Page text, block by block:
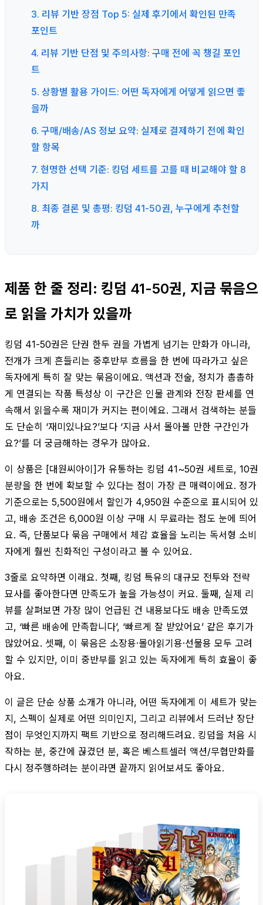
3. 리뷰 기반 장점 Top 5: 실제 후기에서 확인된 만족
포인트
4. 리뷰 기반 단점 및 주의사항: 구매 전에 꼭 챙길 포인
트
5. 상황별 활용 가이드: 어떤 독자에게 어떻게 읽으면 좋
을까
6. 구매/배송/AS 정보 요약: 실제로 결제하기 전에 확인
할 항목
7. 현명한 선택 기준: 킹덤 세트를 고를 때 비교해야 할 8
가지
8. 최종 결론 및 총평: 킹덤 41-50권, 누구에게 추천할
까
제품 한 줄 정리: 킹덤 41-50권, 지금 묶음으
로 읽을 가치가 있을까
킹덤 41-50권은 단권 한두 권을 가볍게 넘기는 만화가 아니라,
전개가 크게 흔들리는 중후반부 흐름을 한 번에 따라가고 싶은
독자에게 특히 잘 맞는 묶음이에요. 액션과 전술, 정치가 촘촘하
게 연결되는 작품 특성상 이 구간은 인물 관계와 전장 판세를 연
속해서 읽을수록 재미가 커지는 편이에요. 그래서 검색하는 분들
도 단순히 ‘재미있나요?’보다 ‘지금 사서 몰아볼 만한 구간인가
요?’를 더 궁금해하는 경우가 많아요.
이 상품은 [대원씨아이]가 유통하는 킹덤 41~50권 세트로, 10권
분량을 한 번에 확보할 수 있다는 점이 가장 큰 매력이에요. 정가
기준으로는 5,500원에서 할인가 4,950원 수준으로 표시되어 있
고, 배송 조건은 6,000원 이상 구매 시 무료라는 점도 눈에 띄어
요. 즉, 단품보다 묶음 구매에서 체감 효율을 노리는 독서형 소비
자에게 훨씬 친화적인 구성이라고 볼 수 있어요.
3줄로 요약하면 이래요. 첫째, 킹덤 특유의 대규모 전투와 전략
묘사를 좋아한다면 만족도가 높을 가능성이 커요. 둘째, 실제 리
뷰를 살펴보면 가장 많이 언급된 건 내용보다도 배송 만족도였
고, ‘빠른 배송에 만족합니다’, ‘빠르게 잘 받았어요’ 같은 후기가
많았어요. 셋째, 이 묶음은 소장용·몰아읽기용·선물용 모두 고려
할 수 있지만, 이미 중반부를 읽고 있는 독자에게 특히 효율이 좋
아요.
이 글은 단순 상품 소개가 아니라, 어떤 독자에게 이 세트가 맞는
지, 스펙이 실제로 어떤 의미인지, 그리고 리뷰에서 드러난 장단
점이 무엇인지까지 팩트 기반으로 정리해드려요. 킹덤을 처음 시
작하는 분, 중간에 끊겼던 분, 혹은 베스트셀러 액션/무협만화를
다시 정주행하려는 분이라면 끝까지 읽어보셔도 좋아요.